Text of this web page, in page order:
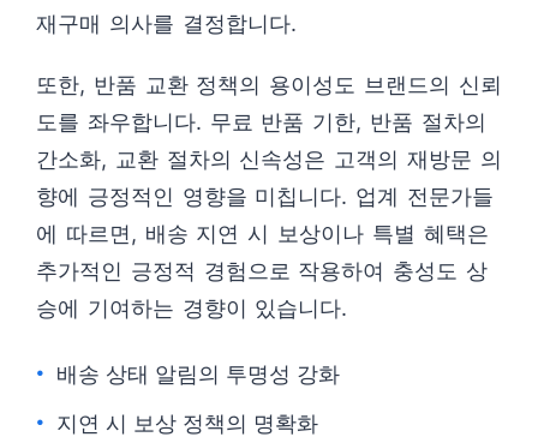
재구매 의사를 결정합니다.
또한, 반품 교환 정책의 용이성도 브랜드의 신뢰
도를 좌우합니다. 무료 반품 기한, 반품 절차의
간소화, 교환 절차의 신속성은 고객의 재방문 의
향에 긍정적인 영향을 미칩니다. 업계 전문가들
에 따르면, 배송 지연 시 보상이나 특별 혜택은
추가적인 긍정적 경험으로 작용하여 충성도 상
승에 기여하는 경향이 있습니다.
배송 상태 알림의 투명성 강화
지연 시 보상 정책의 명확화